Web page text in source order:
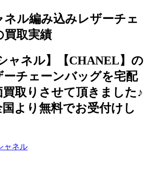
ネル編み込みレザーチェ
買取実績
ャネル】【CHANEL】の
チェーンバッグを宅配
取りさせて頂きました♪
より無料でお受付けし
ャネル